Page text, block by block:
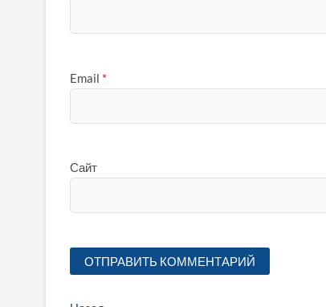
Email *
Сайт